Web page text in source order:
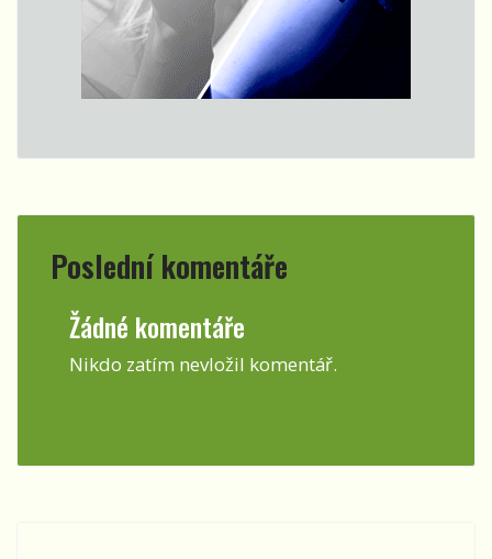
Poslední komentáře
Žádné komentáře
Nikdo zatím nevložil komentář.